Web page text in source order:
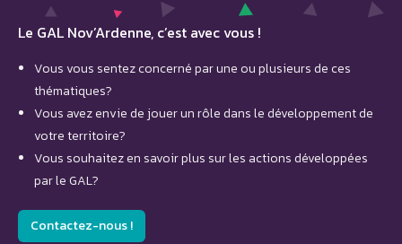
Le GAL Nov’Ardenne, c’est avec vous !
Vous vous sentez concerné par une ou plusieurs de ces
thématiques?
Vous avez envie de jouer un rôle dans le développement de
votre territoire?
Vous souhaitez en savoir plus sur les actions développées
par le GAL?
Contactez-nous !